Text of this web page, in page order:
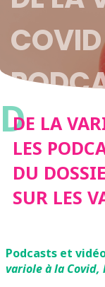
COVID
LES
DDE LA
LES
DU
SUR LES
Podcasts et
variole à la Covid,